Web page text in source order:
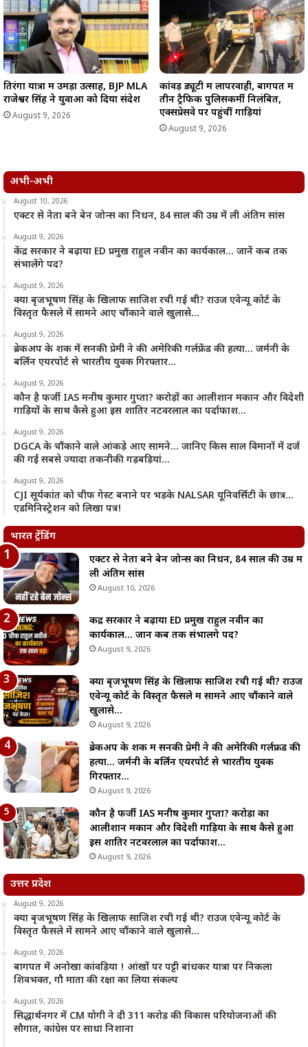
तिरंगा यात्रा में उमड़ा उत्साह, BJP MLA
राजेश्वर सिंह ने युवाओं को दिया संदेश
August 9, 2026
कांवड़ ड्यूटी में लापरवाही, बागपत में
तीन ट्रैफिक पुलिसकर्मी निलंबित,
एक्सप्रेसवे पर पहुंचीं गाड़ियां
August 9, 2026
अभी-अभी
August 10, 2026
एक्टर से नेता बने बेन जोन्स का निधन, 84 साल की उम्र में ली अंतिम सांस
August 9, 2026
केंद्र सरकार ने बढ़ाया ED प्रमुख राहुल नवीन का कार्यकाल… जानें कब तक
संभालेंगे पद?
August 9, 2026
क्या बृजभूषण सिंह के खिलाफ साजिश रची गई थी? राउज एवेन्यू कोर्ट के
विस्तृत फैसले में सामने आए चौंकाने वाले खुलासे…
August 9, 2026
ब्रेकअप के शक में सनकी प्रेमी ने की अमेरिकी गर्लफ्रेंड की हत्या… जर्मनी के
बर्लिन एयरपोर्ट से भारतीय युवक गिरफ्तार…
August 9, 2026
कौन है फर्जी IAS मनीष कुमार गुप्ता? करोड़ों का आलीशान मकान और विदेशी
गाड़ियों के साथ कैसे हुआ इस शातिर नटवरलाल का पर्दाफाश…
August 9, 2026
DGCA के चौंकाने वाले आंकड़े आए सामने… जानिए किस साल विमानों में दर्ज
की गईं सबसे ज्यादा तकनीकी गड़बड़ियां…
August 9, 2026
CJI सूर्यकांत को चीफ गेस्ट बनाने पर भड़के NALSAR यूनिवर्सिटी के छात्र…
एडमिनिस्ट्रेशन को लिखा पत्र!
भारत ट्रेंडिंग
एक्टर से नेता बने बेन जोन्स का निधन, 84 साल की उम्र में
ली अंतिम सांस
August 10, 2026
केंद्र सरकार ने बढ़ाया ED प्रमुख राहुल नवीन का
कार्यकाल… जानें कब तक संभालेंगे पद?
August 9, 2026
क्या बृजभूषण सिंह के खिलाफ साजिश रची गई थी? राउज
एवेन्यू कोर्ट के विस्तृत फैसले में सामने आए चौंकाने वाले
खुलासे…
August 9, 2026
ब्रेकअप के शक में सनकी प्रेमी ने की अमेरिकी गर्लफ्रेंड की
हत्या… जर्मनी के बर्लिन एयरपोर्ट से भारतीय युवक
गिरफ्तार…
August 9, 2026
कौन है फर्जी IAS मनीष कुमार गुप्ता? करोड़ों का
आलीशान मकान और विदेशी गाड़ियों के साथ कैसे हुआ
इस शातिर नटवरलाल का पर्दाफाश…
August 9, 2026
उत्तर प्रदेश
August 9, 2026
क्या बृजभूषण सिंह के खिलाफ साजिश रची गई थी? राउज एवेन्यू कोर्ट के
विस्तृत फैसले में सामने आए चौंकाने वाले खुलासे…
August 9, 2026
बागपत में अनोखा कांवड़िया ! आंखों पर पट्टी बांधकर यात्रा पर निकला
शिवभक्त, गौ माता की रक्षा का लिया संकल्प
August 9, 2026
सिद्धार्थनगर में CM योगी ने दी 311 करोड़ की विकास परियोजनाओं की
सौगात, कांग्रेस पर साधा निशाना